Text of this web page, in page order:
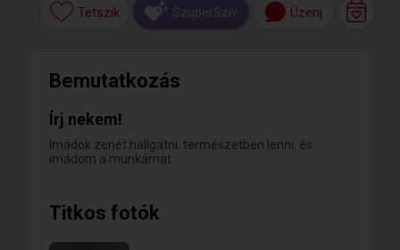
Tetszik SzuperSzív Üzenj
Bemutatkozás
Írj nekem!
Imádok zenét hallgatni, természetben lenni, és
imádom a munkámat.
Titkos fotók